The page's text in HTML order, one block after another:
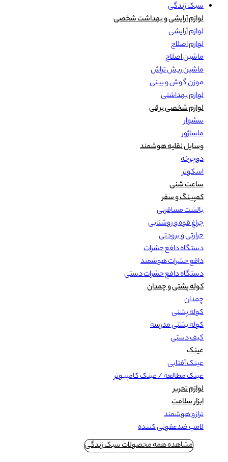
سبک زندگی
لوازم آرایشی و بهداشت شخصی
لوازم آرایشی
لوازم اصلاح
ماشین اصلاح
ماشین ریش تراش
موزن گوش و بینی
لوازم بهداشتی
لوازم شخصی برقی
سشوار
ماساژور
وسایل نقلیه هوشمند
دوچرخه
اسکوتر
ساعت شنی
کمپینگ و سفر
بالشت مسافرتی
چراغ قوه و روشنایی
حرارتی و برودتی
دستگاه دافع حشرات
دافع حشرات هوشمند
دستگاه دافع حشرات دستی
کوله پشتی و چمدان
چمدان
کوله پشتی
کوله پشتی مدرسه
کیف دستی
عینک
عینک آفتابی
عینک مطالعه / عینک کامپیوتر
لوازم تحریر
ابزار سلامت
ترازو هوشمند
لامپ ضدعفونی کننده
مشاهده همه محصولات سبک زندگی